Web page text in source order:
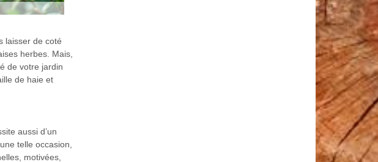
laisser de coté
herbes. Mais,
de votre jardin
de haie et
aussi d’un
telle occasion,
motivées,